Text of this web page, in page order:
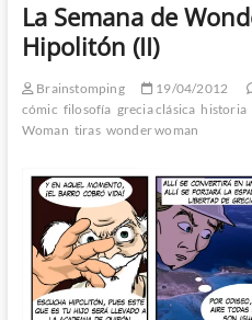
La Semana de
Hipolitón (II)
Brainstomping 19/04/2012
cómic filosofía grecia clásica historia
Woman tiras wonder woman